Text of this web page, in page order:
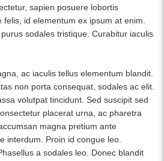
sapien posuere lobortis
id elementum ex ipsum at enim.
sodales tristique. Curabitur iaculis
ac iaculis tellus elementum blandit.
non porta consequat, sodales ac elit.
volutpat tincidunt. Sed suscipit sed
placerat urna, ac pharetra
magna pretium ante
interdum. Proin id congue leo.
a sodales leo. Donec blandit